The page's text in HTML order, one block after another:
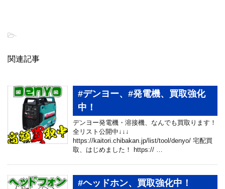
-
関連記事
#デンヨー、#発電機、買取強化
中！
デンヨー発電機・溶接機、なんでも買取ります！
全リスト公開中↓↓↓
https://kaitori.chibakan.jp/list/tool/denyo/ 宅配買
取、はじめました！ https:// …
#ヘッドホン、買取強化中！